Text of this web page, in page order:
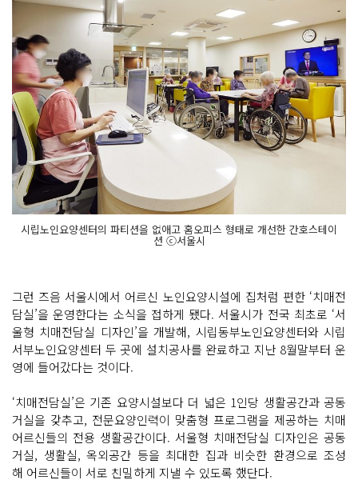
시립노인요양센터의 파티션을 없애고 홈오피스 형태로 개선한 간호스테이
션 ⓒ서울시
그런 즈음 서울시에서 어르신 노인요양시설에 집처럼 편한 ‘치매전
담실’을 운영한다는 소식을 접하게 됐다. 서울시가 전국 최초로 ‘서
울형 치매전담실 디자인’을 개발해, 시립동부노인요양센터와 시립
서부노인요양센터 두 곳에 설치공사를 완료하고 지난 8월말부터 운
영에 들어갔다는 것이다.
‘치매전담실’은 기존 요양시설보다 더 넓은 1인당 생활공간과 공동
거실을 갖추고, 전문요양인력이 맞춤형 프로그램을 제공하는 치매
어르신들의 전용 생활공간이다. 서울형 치매전담실 디자인은 공동
거실, 생활실, 옥외공간 등을 최대한 집과 비슷한 환경으로 조성
해 어르신들이 서로 친밀하게 지낼 수 있도록 했단다.